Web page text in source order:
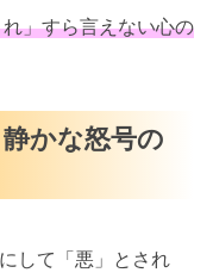
」すら言えない心の
かな怒号の
して「悪」とされ